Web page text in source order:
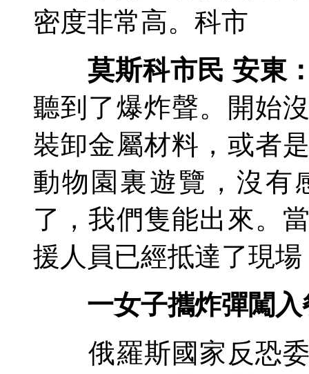
密度非常高。科市
莫斯科市民 安東
聽到了爆炸聲。開始
裝卸金屬材料，或者
動物園裏遊覽，沒有
了，我們隻能出來。
援人員已經抵達了現
一女子攜炸彈闖
俄羅斯國家反恐委